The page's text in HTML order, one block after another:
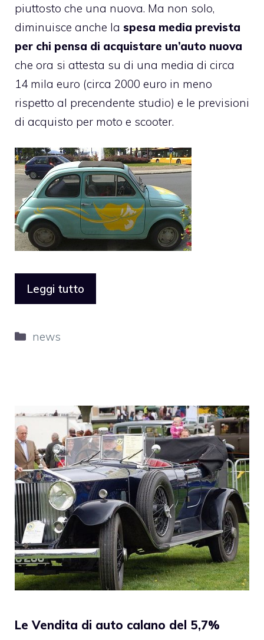
piuttosto che una nuova. Ma non solo,
diminuisce anche la spesa media prevista
per chi pensa di acquistare un’auto nuova
che ora si attesta su di una media di circa
14 mila euro (circa 2000 euro in meno
rispetto al precendente studio) e le previsioni
di acquisto per moto e scooter.
Leggi tutto
Categorie
news
Le Vendita di auto calano del 5,7%